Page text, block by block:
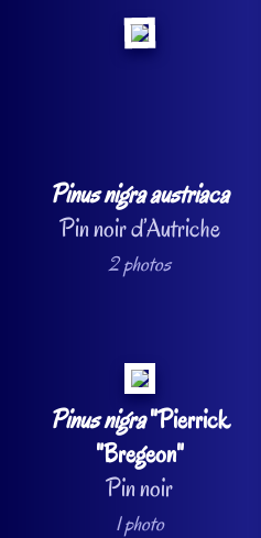
Pinus nigra austriaca
Pin noir d’Autriche
2 photos
Pinus nigra"Pierrick
"Bregeon"
Pin noir
1 photo